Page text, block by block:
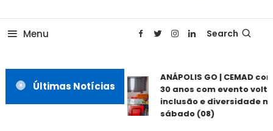
Menu Search
Últimas Notícias
ANÁPOLIS GO | CEMAD
30 anos com evento
inclusão e diversidade
sábado (08)